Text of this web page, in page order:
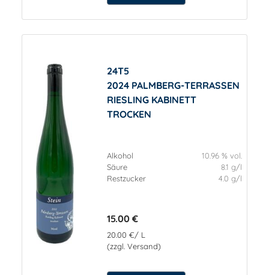
24T5
2024 PALMBERG-TERRASSEN
RIESLING KABINETT
TROCKEN
Alkohol
10.96 % vol.
Säure
8.1 g/l
Restzucker
4.0 g/l
15.00 €
20.00 €/ L
(zzgl. Versand)